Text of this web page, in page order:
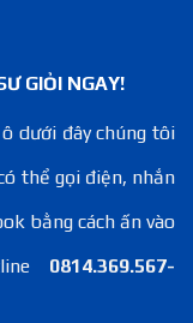
GIỎI NGAY!
dưới đây chúng tôi
thể gọi điện, nhắn
bằng cách ấn vào
0814.369.567-